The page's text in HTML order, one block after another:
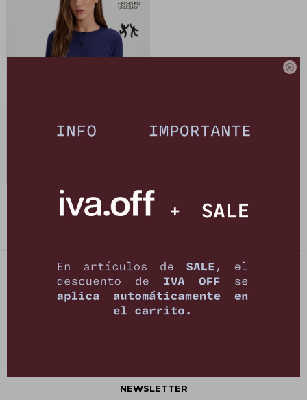

Blusa Hook - Azul Marino
2.443 $ 3.490
PETRA STORE
27141061 - 099 747 832
21 de setiembre 2895, Montevideo
NEWSLETTER